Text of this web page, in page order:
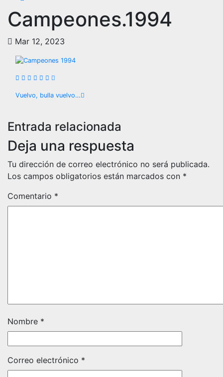
Campeones.1994
Mar 12, 2023
Navegación
de
entradas
Vuelvo, bulla vuelvo…
Entrada relacionada
Deja una respuesta
Tu dirección de correo electrónico no será publicada.
Los campos obligatorios están marcados con *
Comentario *
Nombre *
Correo electrónico *